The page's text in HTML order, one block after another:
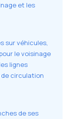
et les
sur véhicules,
le voisinage
lignes
circulation
de ses